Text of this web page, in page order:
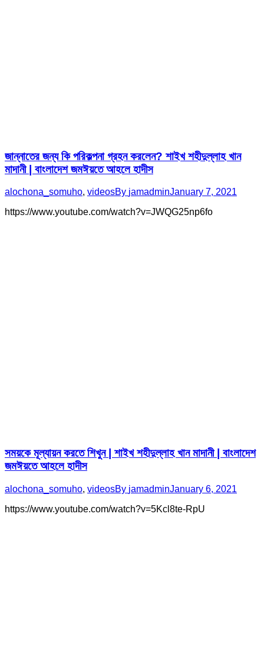
জান্নাতের জন্য কি পরিকল্পনা গ্রহন করলেন? শাইখ শহীদুল্লাহ খান
মাদানী | বাংলাদেশ জমঈয়তে আহলে হাদীস
alochona_somuho, videosBy jamadminJanuary 7, 2021
https://www.youtube.com/watch?v=JWQG25np6fo
সময়কে মূল্যায়ন করতে শিখুন | শাইখ শহীদুল্লাহ খান মাদানী | বাংলাদেশ
জমঈয়তে আহলে হাদীস
alochona_somuho, videosBy jamadminJanuary 6, 2021
https://www.youtube.com/watch?v=5Kcl8te-RpU